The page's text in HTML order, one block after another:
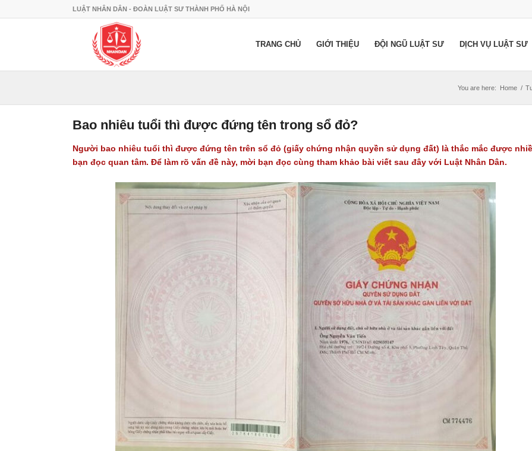
LUẬT NHÂN DÂN - ĐOÀN LUẬT SƯ THÀNH PHỐ HÀ NỘI
TRANG CHỦ GIỚI THIỆU ĐỘI NGŨ LUẬT SƯ DỊCH VỤ LUẬT SƯ
You are here: Home /
Bao nhiêu tuổi thì được đứng tên trong sổ đỏ?
Người bao nhiêu tuổi thì được đứng tên trên sổ đỏ (giấy chứng nhận quyền sử dụng đất) là thắc mắc được
bạn đọc quan tâm. Để làm rõ vấn đề này, mời bạn đọc cùng tham khảo bài viết sau đây với Luật Nhân Dân.